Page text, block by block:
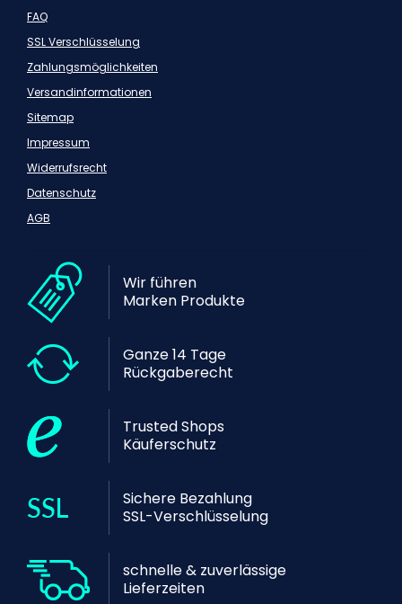
FAQ
SSL Verschlüsselung
Zahlungsmöglichkeiten
Versandinformationen
Sitemap
Impressum
Widerrufsrecht
Datenschutz
AGB
Wir führen
Marken Produkte
Ganze 14 Tage
Rückgaberecht
Trusted Shops
Käuferschutz
Sichere Bezahlung
SSL-Verschlüsselung
schnelle & zuverlässige
Lieferzeiten